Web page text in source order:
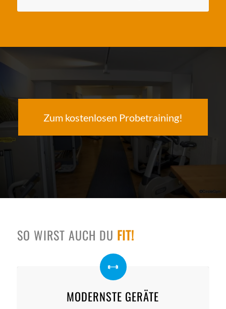
Zum kostenlosen Probetraining!
SO WIRST AUCH DU FIT!
MODERNSTE GERÄTE